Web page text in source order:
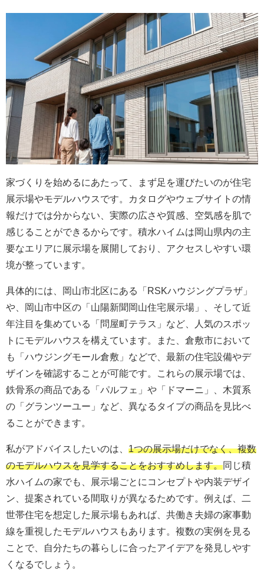
家づくりを始めるにあたって、まず足を運びたいのが住宅
展示場やモデルハウスです。カタログやウェブサイトの情
報だけでは分からない、実際の広さや質感、空気感を肌で
感じることができるからです。積水ハイムは岡山県内の主
要なエリアに展示場を展開しており、アクセスしやすい環
境が整っています。
具体的には、岡山市北区にある「RSKハウジングプラザ」
や、岡山市中区の「山陽新聞岡山住宅展示場」、そして近
年注目を集めている「問屋町テラス」など、人気のスポッ
トにモデルハウスを構えています。また、倉敷市において
も「ハウジングモール倉敷」などで、最新の住宅設備やデ
ザインを確認することが可能です。これらの展示場では、
鉄骨系の商品である「パルフェ」や「ドマーニ」、木質系
の「グランツーユー」など、異なるタイプの商品を見比べ
ることができます。
私がアドバイスしたいのは、 1つの展示場だけでなく、複数
のモデルハウスを見学することをおすすめします。同じ積
水ハイムの家でも、展示場ごとにコンセプトや内装デザイ
ン、提案されている間取りが異なるためです。例えば、二
世帯住宅を想定した展示場もあれば、共働き夫婦の家事動
線を重視したモデルハウスもあります。複数の実例を見る
ことで、自分たちの暮らしに合ったアイデアを発見しやす
くなるでしょう。